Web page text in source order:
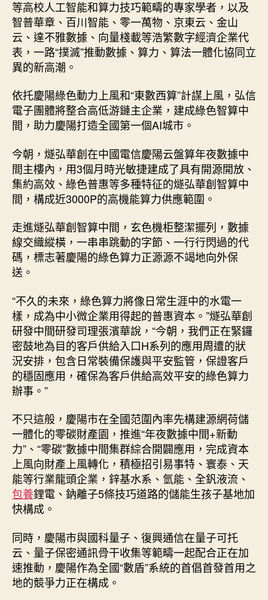
等高校人工智能和算力技巧範疇的專家學者，以及
智普華章、百川智能、零一萬物、京東云、金山
云、達不雅數據、向量棧載等浩繁數字經濟企業代
表，一路“撲滅”推動數據、算力、算法一體化協同立
異的新高潮。
依托慶陽綠色動力上風和“東數西算”計謀上風，弘信
電子團體將整合高低游鏈主企業，建成綠色智算中
間，助力慶陽打造全國第一個AI城市。
今朝，燧弘華創在中國電信慶陽云盤算年夜數據中
間主樓內，用3個月時光敏捷建成了具有開源開放、
集約高效、綠色普惠等多種特征的燧弘華創智算中
間，構成近3000P的高機能算力供應範圍。
走進燧弘華創智算中間，玄色機柜整潔擺列，數據
線交織縱橫，一串串跳動的字節、一行行閃過的代
碼，標志著慶陽的綠色算力正源源不竭地向外保
送。
“不久的未來，綠色算力將像日常生涯中的水電一
樣，成為中小微企業用得起的普惠資本。”燧弘華創
研發中間研發司理張濱華說，“今朝，我們正在緊鑼
密鼓地為目的客戶供給入口H系列的應用周遭的狀
況安排，包含日常裝備保護與平安監管，保證客戶
的穩固應用，確保為客戶供給高效平安的綠色算力
辦事。”
不只這般，慶陽市在全國范圍內率先構建源網荷儲
一體化的零碳財產園，推進“年夜數據中間+新動
力”、“零碳”數據中間集群綜合開闢應用，完成資本
上風向財產上風轉化，積極招引易事特、寰泰、天
能等行業龍頭企業，鋅基水系、氫能、全釩液流、
包養鋰電、鈉離子5條技巧道路的儲能生孩子基地加
快構成。
同時，慶陽市與國科量子、復興通信在量子可托
云、量子保密通訊骨干收集等範疇一起配合正在加
速推動，慶陽作為全國“數盾”系統的首倡首發首用之
地的競爭力正在構成。